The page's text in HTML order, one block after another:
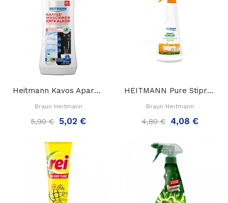
Heitmann Kavos Aparatų Nukalkintojas, 250ml.
Braun Heitmann
5,90 € 5,02 €
HEITMANN Pure Stiprus Rūgštinis Valiklis ACTAS...
Braun Heitmann
4,80 € 4,08 €